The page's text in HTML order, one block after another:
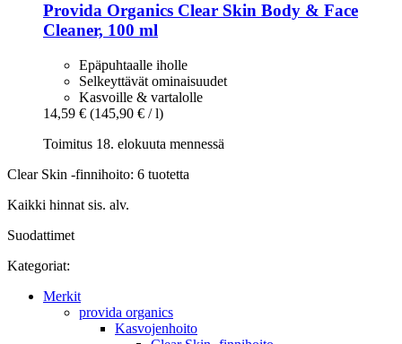
Provida Organics Clear Skin Body & Face
Cleaner, 100 ml
Epäpuhtaalle iholle
Selkeyttävät ominaisuudet
Kasvoille & vartalolle
14,59 € (145,90 € / l)
Toimitus 18. elokuuta mennessä
Clear Skin -finnihoito: 6 tuotetta
Kaikki hinnat sis. alv.
Suodattimet
Kategoriat:
Merkit
provida organics
Kasvojenhoito